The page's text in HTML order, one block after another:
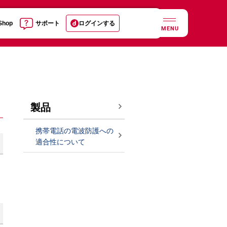
サポート ログインする
MENU
製品
携帯電話の電波防護への
適合性について